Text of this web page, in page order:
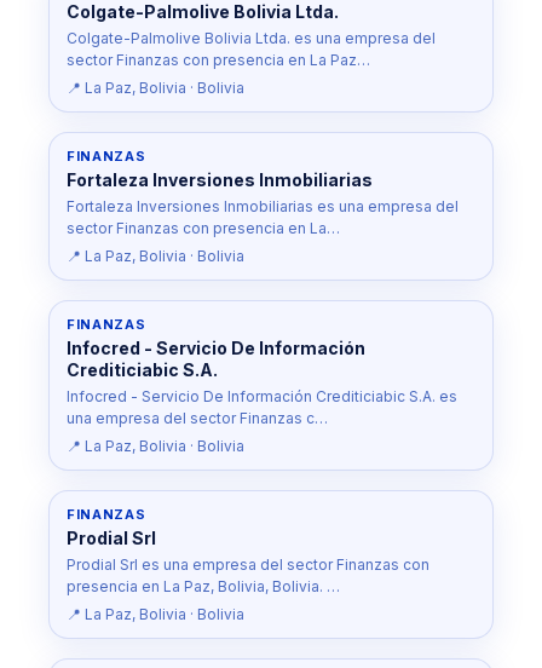
Colgate-Palmolive Bolivia Ltda.
Colgate-Palmolive Bolivia Ltda. es una empresa del
sector Finanzas con presencia en La Paz…
📍 La Paz, Bolivia · Bolivia
FINANZAS
Fortaleza Inversiones Inmobiliarias
Fortaleza Inversiones Inmobiliarias es una empresa del
sector Finanzas con presencia en La…
📍 La Paz, Bolivia · Bolivia
FINANZAS
Infocred - Servicio De Información
Crediticiabic S.A.
Infocred - Servicio De Información Crediticiabic S.A. es
una empresa del sector Finanzas c…
📍 La Paz, Bolivia · Bolivia
FINANZAS
Prodial Srl
Prodial Srl es una empresa del sector Finanzas con
presencia en La Paz, Bolivia, Bolivia. …
📍 La Paz, Bolivia · Bolivia